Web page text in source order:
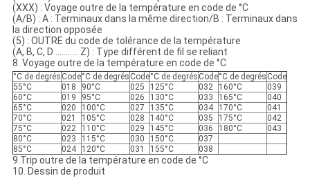
(XXX) : Voyage outre de la température en code de °C
(A/B) : A : Terminaux dans la même direction/B : Terminaux dans
la direction opposée
(5) : OUTRE du code de tolérance de la température
(A, B, C, D ........... Z) : Type différent de fil se reliant
8. Voyage outre de la température en code de °C
°C de degrés Code°C de degrés Code°C de degrés Code°C de degrés Code
55°C
018 90°C 025 125°C 032 160°C
039
60°C
019 95°C 026 130°C 033 165°C
040
65°C
020 100°C 027 135°C 034 170°C
041
70°C
021 105°C 028 140°C 035 175°C
042
75°C
022 110°C 029 145°C 036 180°C
043
80°C
023 115°C 030 150°C
037
85°C
024 120°C 031 155°C 038
9.Trip outre de la température en code de °C
10. Dessin de produit